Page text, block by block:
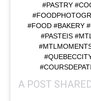
#PASTRY
#FOOD #BAKERY
#PASTEIS
A POST